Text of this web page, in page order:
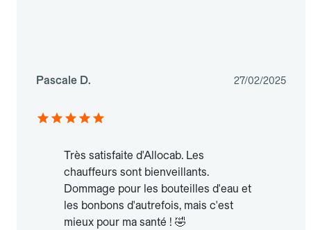
Pascale D. 27/02/2025
Très satisfaite d'Allocab. Les
chauffeurs sont bienveillants.
Dommage pour les bouteilles d'eau et
les bonbons d'autrefois, mais c'est
mieux pour ma santé ! 🤣